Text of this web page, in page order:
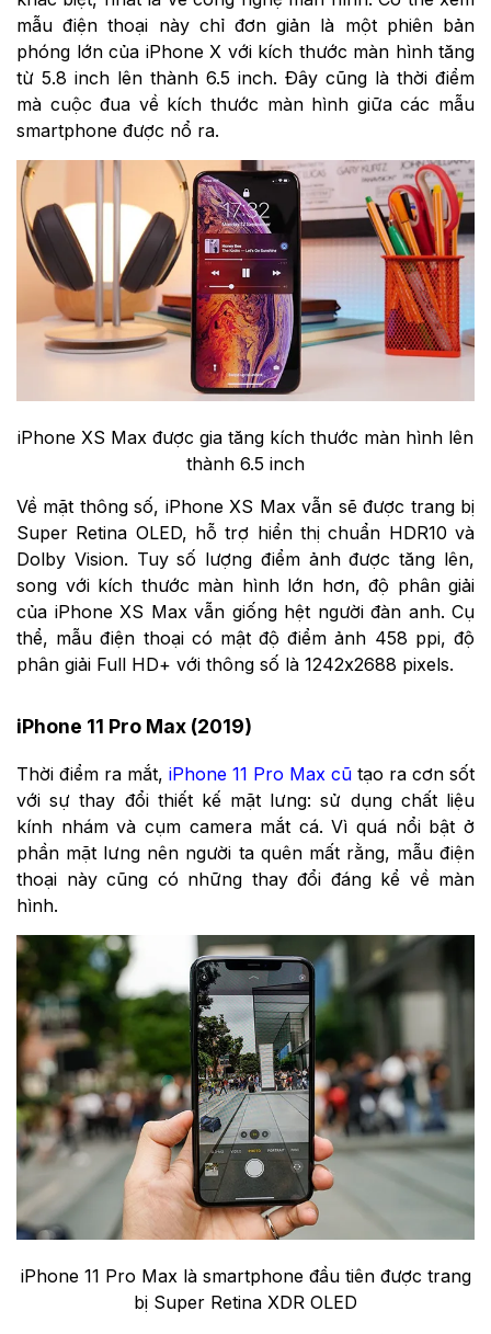
mẫu điện thoại này chỉ đơn giản là một phiên bản
phóng lớn của iPhone X với kích thước màn hình tăng
từ 5.8 inch lên thành 6.5 inch. Đây cũng là thời điểm
mà cuộc đua về kích thước màn hình giữa các mẫu
smartphone được nổ ra.
iPhone XS Max được gia tăng kích thước màn hình lên
thành 6.5 inch
Về mặt thông số, iPhone XS Max vẫn sẽ được trang bị
Super Retina OLED, hỗ trợ hiển thị chuẩn HDR10 và
Dolby Vision. Tuy số lượng điểm ảnh được tăng lên,
song với kích thước màn hình lớn hơn, độ phân giải
của iPhone XS Max vẫn giống hệt người đàn anh. Cụ
thể, mẫu điện thoại có mật độ điểm ảnh 458 ppi, độ
phân giải Full HD+ với thông số là 1242x2688 pixels.
iPhone 11 Pro Max (2019)
Thời điểm ra mắt, iPhone 11 Pro Max cũ tạo ra cơn sốt
với sự thay đổi thiết kế mặt lưng: sử dụng chất liệu
kính nhám và cụm camera mắt cá. Vì quá nổi bật ở
phần mặt lưng nên người ta quên mất rằng, mẫu điện
thoại này cũng có những thay đổi đáng kể về màn
hình.
iPhone 11 Pro Max là smartphone đầu tiên được trang
bị Super Retina XDR OLED